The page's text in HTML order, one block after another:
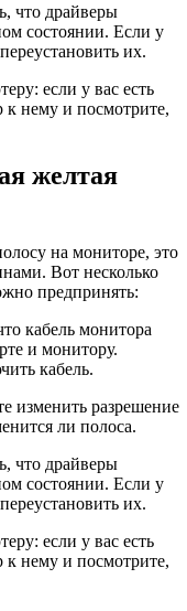
что драйверы
состоянии. Если у
их.
если у вас есть
нему и посмотрите,
желтая
на мониторе, это
Вот несколько
предпринять:
кабель монитора
и монитору.
кабель.
изменить разрешение
ли полоса.
что драйверы
состоянии. Если у
их.
если у вас есть
нему и посмотрите,